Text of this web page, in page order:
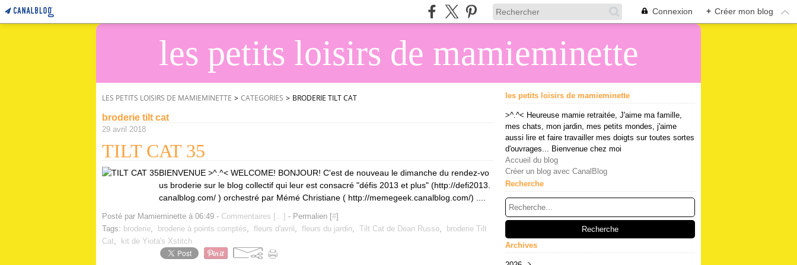
Connexion + Créer mon blog
les petits loisirs de mamieminette
LES PETITS LOISIRS DE MAMIEMINETTE > CATEGORIES > BRODERIE TILT CAT
broderie tilt cat
29 avril 2018
TILT CAT 35
BIENVENUE >^.^< WELCOME! BONJOUR! C'est de nouveau le dimanche du rendez-vo
us broderie sur le blog collectif qui leur est consacré "défis 2013 et plus" (http://defi2013.
canalblog.com/ ) orchestré par Mémé Christiane ( http://memegeek.canalblog.com/) ....
Posté par Mamieminette à 06:49 - Commentaires [ …] - Permalien [#]
Tags: broderie, broderie à points comptés, fleurs d'avril , fleurs du jardin, Tilt Cat de Dean Russo,
broderie Tilt
Cat, kit de Yiota's Xstitch
les petits loisirs de mamieminette
>^.^< Heureuse mamie retraitée, J'aime ma famille,
mes chats, mon jardin, mes petits mondes, j'aime
aussi lire et faire travailler mes doigts sur toutes sortes
d'ouvrages... Bienvenue chez moi
Accueil du blog
Créer un blog avec CanalBlog
Recherche
Archives